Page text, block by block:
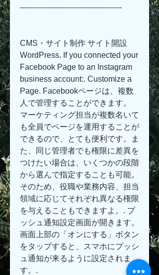
-----------------------------------------
CMS・サイト制作 サイト開設
WordPress. If you connected your
Facebook Page to an Instagram
business account:. Customize a
Page. Facebookページは、複数
人で管理することができます。
マーケティング担当が複数名いて
も全員でページを運用することが
できるので、とても便利です。ま
た、同じ管理者でも権限に差異を
つけたい場合は、いくつかの段階
から選んで指定することも可能。
そのため、役職や業務内容、担当
領域に応じてそれぞれ異なる権限
を与えることもできますよ。. プ
ッシュ通知設定画面が開きます。
画面上部の「オンにする」ボタン
をタップすると、スマホにプッシ
ュ通知が来るように設定されま
す。.